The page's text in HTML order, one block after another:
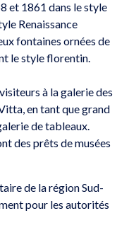
et 1861 dans le style
Renaissance
fontaines ornées de
le style florentin.
à la galerie des
en tant que grand
de tableaux.
des prêts de musées
de la région Sud-
pour les autorités